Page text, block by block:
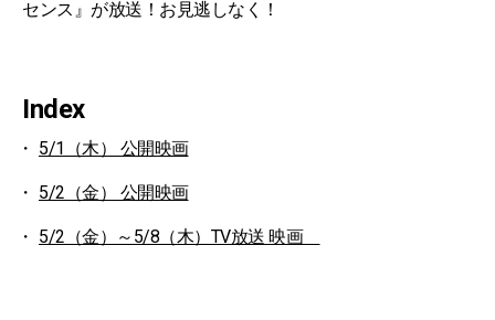
センス』が放送！お見逃しなく！
Index
5/1（木） 公開映画
5/2（金） 公開映画
5/2（金）～5/8（木）TV放送 映画